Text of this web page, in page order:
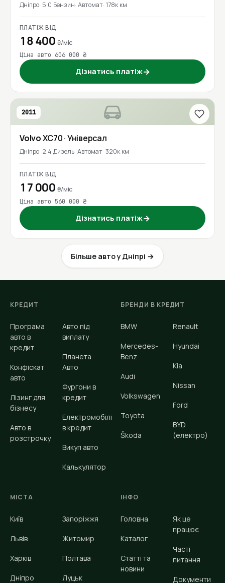
Дніпро 5.0 Бензин Автомат 178к км
ПЛАТІЖ ВІД
18 400 ₴/міс
Ціна авто 606 000 ₴
Дізнатись платіж→
2011
VolvoXC70· Універсал
Дніпро 2.4 Дизель Автомат 320к км
ПЛАТІЖ ВІД
17 000 ₴/міс
Ціна авто 560 000 ₴
Дізнатись платіж→
Більше авто у Дніпрі →
КРЕДИТ
Програма
авто в
кредит
Конфіскат
авто
Лізинг для
бізнесу
Авто в
розстрочку
Авто під
виплату
Планета
Авто
Фургони в
кредит
Електромобілі
в кредит
Викуп авто
Калькулятор
БРЕНДИ В КРЕДИТ
BMW
Mercedes-
Benz
Audi
Volkswagen
Toyota
Škoda
Renault
Hyundai
Kia
Nissan
Ford
BYD
(електро)
МІСТА
Київ
Львів
Харків
Дніпро
Запоріжжя
Житомир
Полтава
Луцьк
ІНФО
Головна
Каталог
Статті та
новини
Як це
працює
Часті
питання
Документи